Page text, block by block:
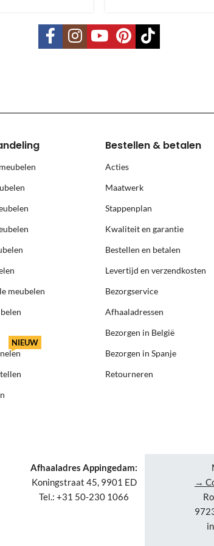
is per pallet en is op aanvraag.
Terschelling, Ameland,
meubelen
NIEUW
Bestellen & betalen
Acties
Maatwerk
Stappenplan
Kwaliteit en garantie
Bestellen en betalen
Levertijd en verzendkosten
Bezorgservice
Afhaaladressen
Bezorgen in België
Bezorgen in Spanje
Retourneren
Afhaaladres Appingedam:
Koningstraat 45, 9901 ED
Tel.: +31 50-230 1066
→